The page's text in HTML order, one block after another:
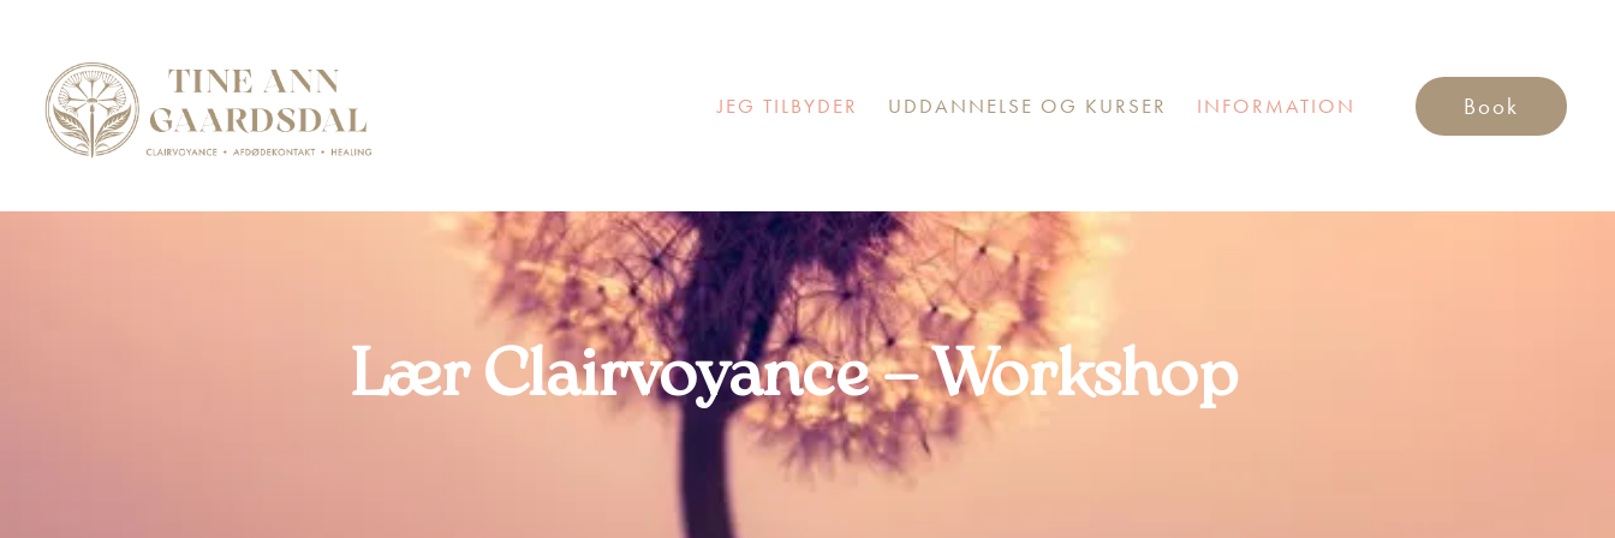
JEG TILBYDER UDDANNELSE OG KURSER INFORMATION Book
Lær Clairvoyance – Workshop